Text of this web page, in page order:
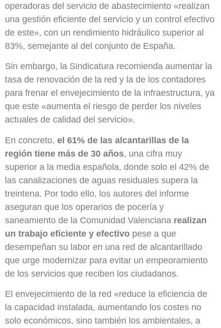
operadoras del servicio de abastecimiento «realizan
una gestión eficiente del servicio y un control efectivo
de este», con un rendimiento hidráulico superior al
83%, semejante al del conjunto de España.
Sin embargo, la Sindicatura recomienda aumentar la
tasa de renovación de la red y la de los contadores
para frenar el envejecimiento de la infraestructura, ya
que este «aumenta el riesgo de perder los niveles
actuales de calidad del servicio».
En concreto, el 61% de las alcantarillas de la
región tiene más de 30 años, una cifra muy
superior a la media española, donde solo el 42% de
las canalizaciones de aguas residuales supera la
treintena. Por todo ello, los autores del informe
aseguran que los operarios de pocería y
saneamiento de la Comunidad Valenciana realizan
un trabajo eficiente y efectivo pese a que
desempeñan su labor en una red de alcantarillado
que urge modernizar para evitar un empeoramiento
de los servicios que reciben los ciudadanos.
El envejecimiento de la red «reduce la eficiencia de
la capacidad instalada, aumentando los costes no
solo económicos, sino también los ambientales, a